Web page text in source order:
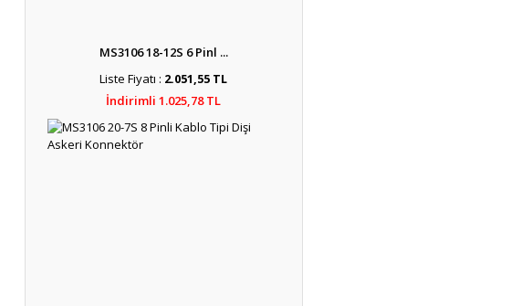
MS3106 18-12S 6 Pinl ...
Liste Fiyatı : 2.051,55 TL
İndirimli 1.025,78 TL